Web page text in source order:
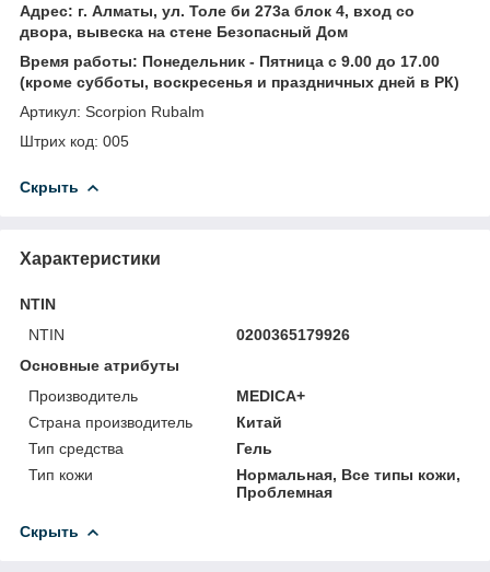
Адрес: г. Алматы, ул. Толе би 273а блок 4, вход со
двора, вывеска на стене Безопасный Дом
Время работы: Понедельник - Пятница с 9.00 до 17.00
(кроме субботы, воскресенья и праздничных дней в РК)
Артикул: Scorpion Rubalm
Штрих код: 005
Скрыть
Характеристики
NTIN
NTIN
0200365179926
Основные атрибуты
Производитель
MEDICA+
Страна производитель
Китай
Тип средства
Гель
Тип кожи
Нормальная, Все типы кожи,
Проблемная
Скрыть